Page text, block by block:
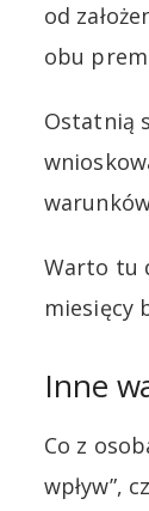
od
obu
Ostatnią
Warto tu
miesięcy
Inne
Co z
wpływ”,